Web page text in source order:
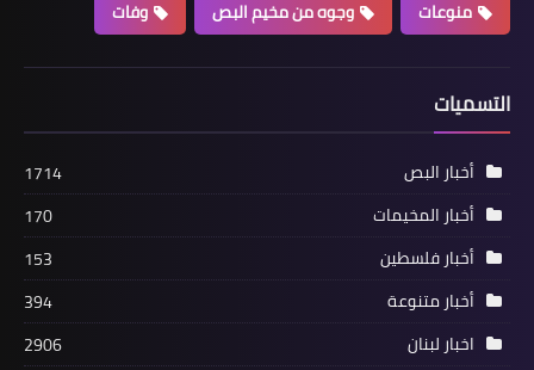
واتساب يعمل على إطلاق خاصية جديدة
مفيدة عند فقدان الهاتف
منوعات
وجوه من مخيم البص وفات
التسميات
أخبار البص
1714
أخبار المخيمات
170
أخبار فلسطين
153
أخبار متنوعة
394
اخبار لبنان
2906